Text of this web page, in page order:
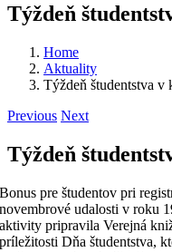
Týždeň
Home
Aktuality
Týždeň študentstva v
Previous Next
Týždeň
Bonus pre študentov pri
novembrové udalosti v roku
aktivity pripravila Verejná
príležitosti Dňa študentstva,